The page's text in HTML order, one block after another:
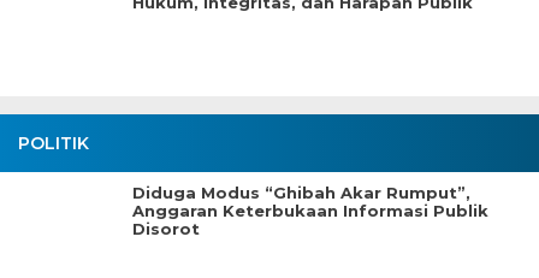
POLITIK
Diduga Modus “Ghibah Akar Rumput”,
Anggaran Keterbukaan Informasi Publik
Disorot